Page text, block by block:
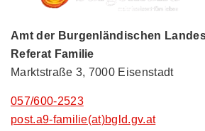
Amt der Burgenländischen
Referat Familie
Marktstraße 3, 7000 Eisenstadt
057/600-2523
post.a9-familie(at)bgld.gv.at